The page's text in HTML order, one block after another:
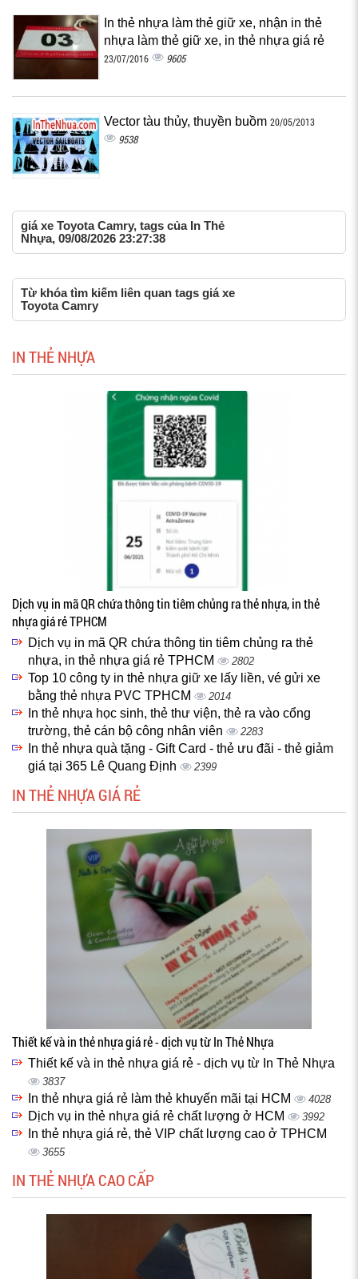
In thẻ nhựa làm thẻ giữ xe, nhận in thẻ
nhựa làm thẻ giữ xe, in thẻ nhựa giá rẻ
23/07/2016 9605
Vector tàu thủy, thuyền buồm 20/05/2013
9538
giá xe Toyota Camry, tags của In Thẻ
Nhựa, 09/08/2026 23:27:38
Từ khóa tìm kiếm liên quan tags giá xe
Toyota Camry
IN THẺ NHỰA
Dịch vụ in mã QR chứa thông tin tiêm chủng ra thẻ nhựa, in thẻ
nhựa giá rẻ TPHCM
Dịch vụ in mã QR chứa thông tin tiêm chủng ra thẻ
nhựa, in thẻ nhựa giá rẻ TPHCM
2802
Top 10 công ty in thẻ nhựa giữ xe lấy liền, vé gửi xe
bằng thẻ nhựa PVC TPHCM
2014
In thẻ nhựa học sinh, thẻ thư viện, thẻ ra vào cổng
trường, thẻ cán bộ công nhân viên
2283
In thẻ nhựa quà tặng - Gift Card - thẻ ưu đãi - thẻ giảm
giá tại 365 Lê Quang Định
2399
IN THẺ NHỰA GIÁ RẺ
Thiết kế và in thẻ nhựa giá rẻ - dịch vụ từ In Thẻ Nhựa
Thiết kế và in thẻ nhựa giá rẻ - dịch vụ từ In Thẻ Nhựa
3837
In thẻ nhựa giá rẻ làm thẻ khuyến mãi tại HCM 4028
Dịch vụ in thẻ nhựa giá rẻ chất lượng ở HCM 3992
In thẻ nhựa giá rẻ, thẻ VIP chất lượng cao ở TPHCM
3655
IN THẺ NHỰA CAO CẤP